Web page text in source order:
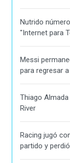
Nutrido
"Internet para
Messi
para regresar
Thiago
River
Racing jugó
partido y